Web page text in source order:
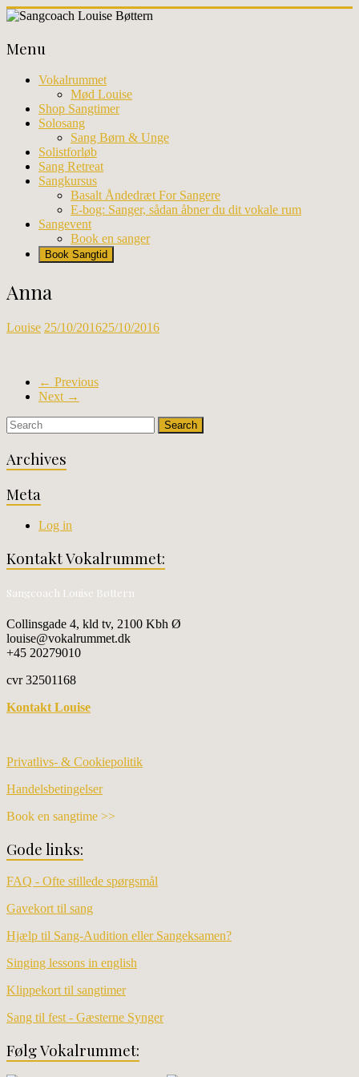
Skip
content
Louise
Bøttern
Professionel
sangundervisning
workhops
København
Menu
Vokalrummet
Mød Louise
Shop Sangtimer
Solosang
Sang Børn & Unge
Solistforløb
Sang Retreat
Sangkursus
Basalt Åndedræt For Sangere
E-bog: Sanger, sådan åbner du dit vokale rum
Sangevent
Book en sanger
Book Sangtid
Anna
Louise 25/10/201625/10/2016
← Previous
Next →
Archives
Meta
Log in
Kontakt Vokalrummet:
Sangcoach Louise Bøttern
Collinsgade 4, kld tv, 2100 Kbh Ø
louise@vokalrummet.dk
+45 20279010
cvr 32501168
Kontakt Louise
Privatlivs- & Cookiepolitik
Handelsbetingelser
Book en sangtime >>
Gode links:
FAQ - Ofte stillede spørgsmål
Gavekort til sang
Hjælp til Sang-Audition eller Sangeksamen?
Singing lessons in english
Klippekort til sangtimer
Sang til fest - Gæsterne Synger
Følg Vokalrummet: